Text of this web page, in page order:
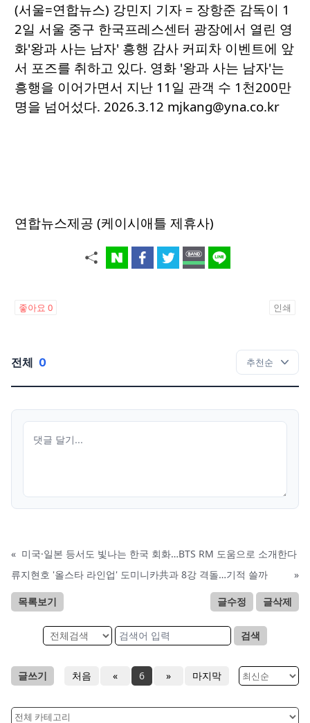
(서울=연합뉴스) 강민지 기자 = 장항준 감독이 1
2일 서울 중구 한국프레스센터 광장에서 열린 영
화'왕과 사는 남자' 흥행 감사 커피차 이벤트에 앞
서 포즈를 취하고 있다. 영화 '왕과 사는 남자'는
흥행을 이어가면서 지난 11일 관객 수 1천200만
명을 넘어섰다. 2026.3.12 mjkang@yna.co.kr
연합뉴스제공 (케이시애틀 제휴사)
좋아요 0 인쇄
전체 0
« 미국·일본 등서도 빛나는 한국 회화…BTS RM 도움으로 소개한다
류지현호 '올스타 라인업' 도미니카共과 8강 격돌…기적 쓸까
»
목록보기 글수정 글삭제
검색
글쓰기 처음 « 6 » 마지막